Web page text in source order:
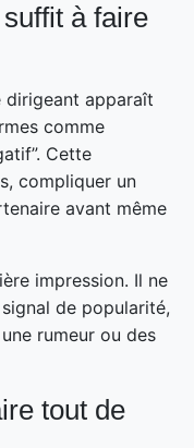
à faire
apparaît
comme
Cette
compliquer un
avant même
impression. Il ne
de popularité,
rumeur ou des
tout de